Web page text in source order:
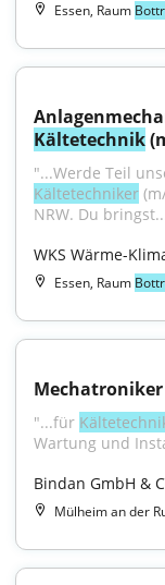
Essen, Raum
Kältetechnik
Kältetechniker
NRW. Du
WKS Wärme-
Essen, Raum
Mechatroniker
"...für
Wartung und
Bindan GmbH &
Mülheim an der